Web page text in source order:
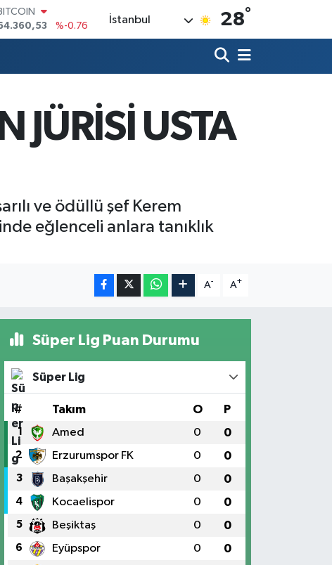
%0.17
%1.44
BİST100
%64
İstanbul 28°
JÜRİSİ USTA
ve ödüllü şef Kerem
eğlenceli anlara tanıklık
A- A+
Süper Lig Puan Durumu
Süper Lig
# Takım O P
1 Amed 0 0
2 Erzurumspor FK 0 0
3 Başakşehir 0 0
4 Kocaelispor 0 0
5 Beşiktaş 0 0
6 Eyüpspor 0 0